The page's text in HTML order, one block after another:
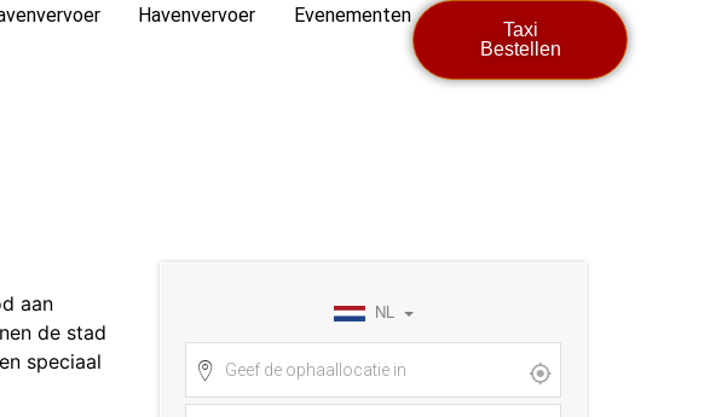
Havenvervoer Evenementen
Taxi
Bestellen
aan
de stad
speciaal